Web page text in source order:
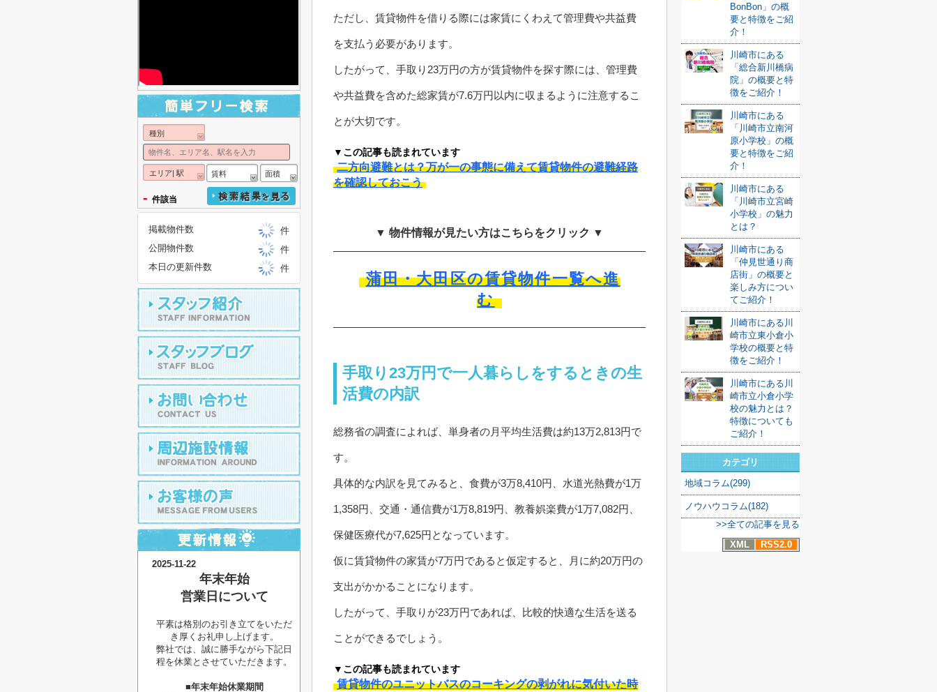
ただし、賃貸物件を借りる際には家賃にくわえて管理費や共益費
を支払う必要があります。
したがって、手取り23万円の方が賃貸物件を探す際には、管理費
や共益費を含めた総家賃が7.6万円以内に収まるように注意するこ
とが大切です。
▼この記事も読まれています
二方向避難とは？万が一の事態に備えて賃貸物件の避難経路
を確認しておこう
▼ 物件情報が見たい方はこちらをクリック ▼
蒲田・大田区の賃貸物件一覧へ進
む
手取り23万円で一人暮らしをするときの生
活費の内訳
総務省の調査によれば、単身者の月平均生活費は約13万2,813円で
す。
具体的な内訳を見てみると、食費が3万8,410円、水道光熱費が1万
1,358円、交通・通信費が1万8,819円、教養娯楽費が1万7,082円、
保健医療代が7,625円となっています。
仮に賃貸物件の家賃が7万円であると仮定すると、月に約20万円の
支出がかかることになります。
したがって、手取りが23万円であれば、比較的快適な生活を送る
ことができるでしょう。
▼この記事も読まれています
賃貸物件のユニットバスのコーキングの剥がれに気付いた時
BonBon」の概
要と特徴をご紹
介！
川崎市にある
「総合新川橋病
院」の概要と特
徴をご紹介！
川崎市にある
「川崎市立南河
原小学校」の概
要と特徴をご紹
介！
川崎市にある
「川崎市立宮崎
小学校」の魅力
とは？
川崎市にある
「仲見世通り商
店街」の概要と
楽しみ方につい
てご紹介！
川崎市にある川
崎市立東小倉小
学校の概要と特
徴をご紹介！
川崎市にある川
崎市立小倉小学
校の魅力とは？
特徴についても
ご紹介！
カテゴリ
地域コラム(299)
ノウハウコラム(182)
>>全ての記事を見る
XML
RSS2.0
種別
エリア| 駅 賃料 面積
- 件該当
掲載物件数
件
公開物件数
件
本日の更新件数
件
2025-11-22
年末年始
営業日について
平素は格別のお引き立てをいただ
き厚くお礼申し上げます。
弊社では、誠に勝手ながら下記日
程を休業とさせていただきます。
■年末年始休業期間